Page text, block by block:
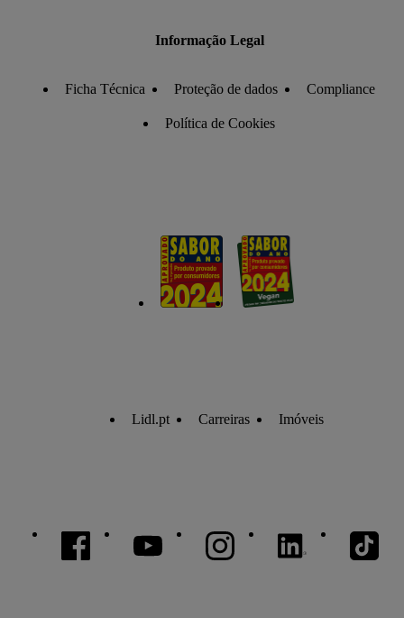
Informação Legal
Ficha Técnica Proteção de dados Compliance
Política de Cookies
Lidl.pt Carreiras Imóveis